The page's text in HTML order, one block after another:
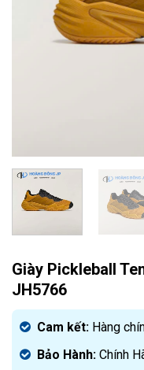
Giày Pickleball
JH5766
Cam kết: Hàng
Bảo Hành: Chính